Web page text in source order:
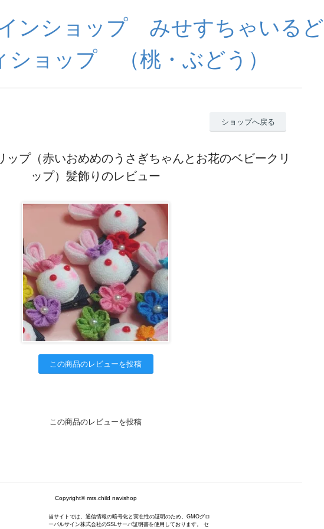
ンショップ みせすちゃいるど
ショップ （桃・ぶどう）
ショップへ戻る
ップ（赤いおめめのうさぎちゃんとお花のベビークリ
ップ）髪飾りのレビュー
この商品のレビューを投稿
この商品のレビューを投稿
Copyright© mrs.child navishop
当サイトでは、通信情報の暗号化と実在性の証明のため、GMOグロ
ーバルサイン株式会社のSSLサーバ証明書を使用しております。 セ